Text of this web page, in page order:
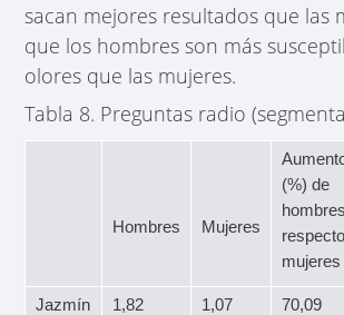
sacan mejores resultados que las
que los hombres son más
olores que las mujeres.
Tabla 8. Preguntas radio
Hombres Mujeres
(%) de
hombres
respecto
mujeres
Jazmín 1,82 1,07 70,09